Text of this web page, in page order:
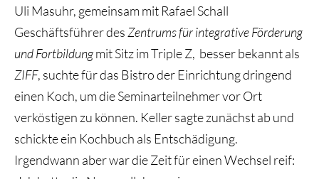
Uli Masuhr, gemeinsam mit Rafael Schall
Geschäftsführer des Zentrums für integrative Förderung
und Fortbildungmit Sitz im Triple Z, besser bekannt als
ZIFF, suchte für das Bistro der Einrichtung dringend
einen Koch, um die Seminarteilnehmer vor Ort
verköstigen zu können. Keller sagte zunächst ab und
schickte ein Kochbuch als Entschädigung.
Irgendwann aber war die Zeit für einen Wechsel reif: